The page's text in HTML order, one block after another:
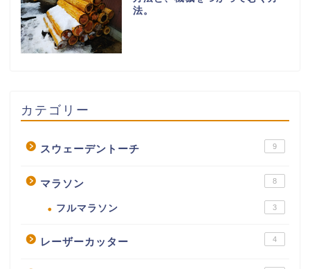
法。
カテゴリー
スウェーデントーチ 9
マラソン 8
フルマラソン 3
レーザーカッター 4